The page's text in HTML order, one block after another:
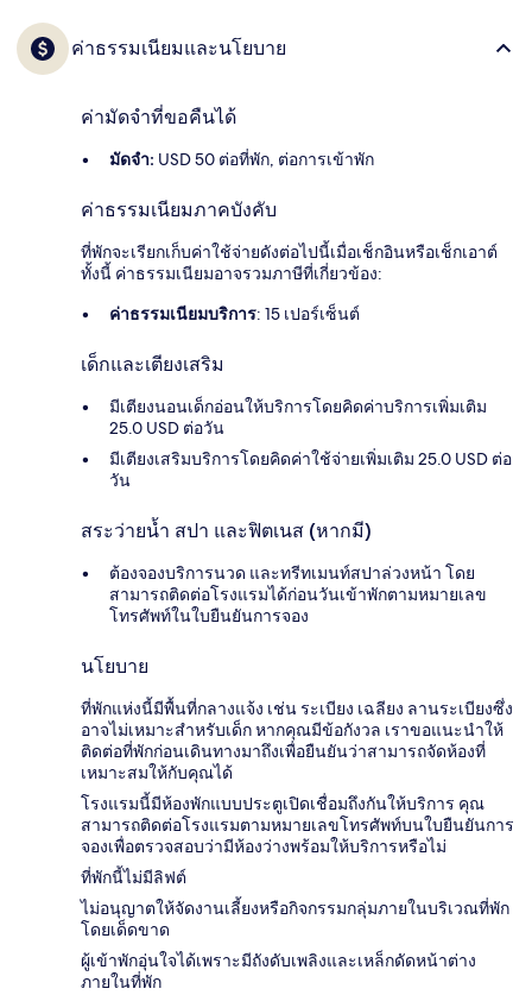
ค่าธรรมเนียมและนโยบาย
ค่ามัดจำที่ขอคืนได้
มัดจำ: USD 50 ต่อที่พัก, ต่อการเข้าพัก
ค่าธรรมเนียมภาคบังคับ
ที่พักจะเรียกเก็บค่าใช้จ่ายดังต่อไปนี้เมื่อเช็กอินหรือเช็กเอาต์
ทั้งนี้ ค่าธรรมเนียมอาจรวมภาษีที่เกี่ยวข้อง:
ค่าธรรมเนียมบริการ: 15 เปอร์เซ็นต์
เด็กและเตียงเสริม
มีเตียงนอนเด็กอ่อนให้บริการโดยคิดค่าบริการเพิ่มเติม
25.0 USD ต่อวัน
มีเตียงเสริมบริการโดยคิดค่าใช้จ่ายเพิ่มเติม 25.0 USD ต่อ
วัน
สระว่ายน้ำ สปา และฟิตเนส (หากมี)
ต้องจองบริการนวด และทรีทเมนท์สปาล่วงหน้า โดย
สามารถติดต่อโรงแรมได้ก่อนวันเข้าพักตามหมายเลข
โทรศัพท์ในใบยืนยันการจอง
นโยบาย
ที่พักแห่งนี้มีพื้นที่กลางแจ้ง เช่น ระเบียง เฉลียง ลานระเบียงซึ่ง
อาจไม่เหมาะสำหรับเด็ก หากคุณมีข้อกังวล เราขอแนะนำให้
ติดต่อที่พักก่อนเดินทางมาถึงเพื่อยืนยันว่าสามารถจัดห้องที่
เหมาะสมให้กับคุณได้
โรงแรมนี้มีห้องพักแบบประตูเปิดเชื่อมถึงกันให้บริการ คุณ
สามารถติดต่อโรงแรมตามหมายเลขโทรศัพท์บนใบยืนยันการ
จองเพื่อตรวจสอบว่ามีห้องว่างพร้อมให้บริการหรือไม่
ที่พักนี้ไม่มีลิฟต์
ไม่อนุญาตให้จัดงานเลี้ยงหรือกิจกรรมกลุ่มภายในบริเวณที่พัก
โดยเด็ดขาด
ผู้เข้าพักอุ่นใจได้เพราะมีถังดับเพลิงและเหล็กดัดหน้าต่าง
ภายในที่พัก